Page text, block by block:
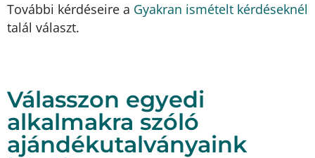
További kérdéseire a Gyakran ismételt kérdéseknél
talál választ.
Válasszon egyedi
alkalmakra szóló
ajándékutalványaink